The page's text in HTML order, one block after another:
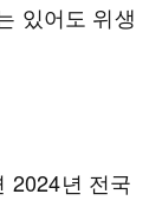
있어도 위생
2024년 전국